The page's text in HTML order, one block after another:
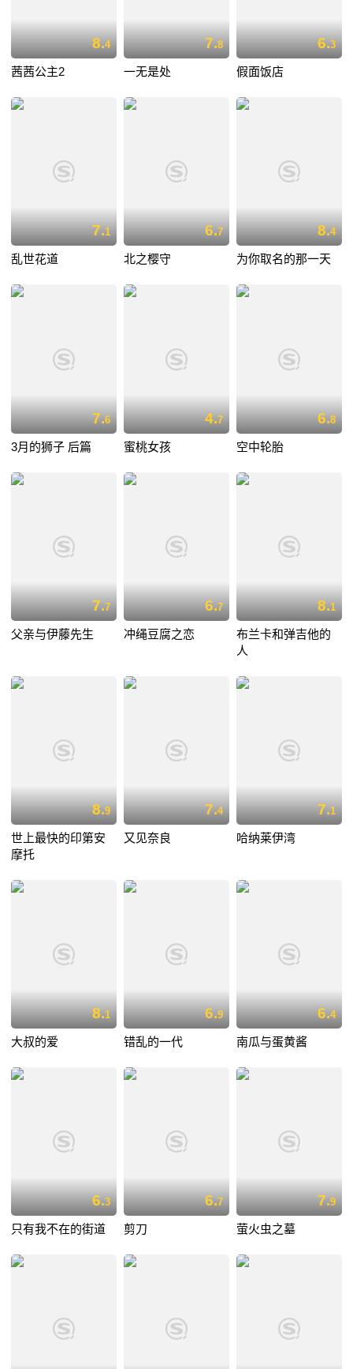
8.4
茜茜公主2
7.8
一无是处
6.3
假面饭店
7.1
乱世花道
6.7
北之樱守
8.4
为你取名的那一天
7.6
3月的狮子 后篇
4.7
蜜桃女孩
6.8
空中轮胎
7.7
父亲与伊藤先生
6.7
冲绳豆腐之恋
8.1
布兰卡和弹吉他的
人
8.9
世上最快的印第安
摩托
7.4
又见奈良
7.1
哈纳莱伊湾
8.1
大叔的爱
6.9
错乱的一代
6.4
南瓜与蛋黄酱
6.3
只有我不在的街道
6.7
剪刀
7.9
萤火虫之墓